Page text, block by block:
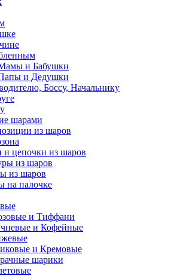
и Бабушки
и Дедушки
Боссу, Начальнику
шарами
из шаров
и цепочки из шаров
из шаров
из шаров
на палочке
и Тиффани
и Кофейные
и Кремовые
шарики